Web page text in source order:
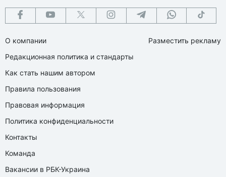
О компании
Редакционная политика и стандарты
Как стать нашим автором
Правила пользования
Правовая информация
Политика конфиденциальности
Контакты
Команда
Вакансии в РБК-Украина
Разместить рекламу